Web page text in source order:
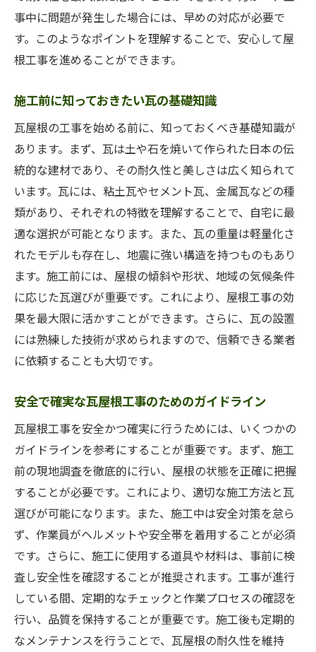
事中に問題が発生した場合には、早めの対応が必要で
す。このようなポイントを理解することで、安心して屋
根工事を進めることができます。
施工前に知っておきたい瓦の基礎知識
瓦屋根の工事を始める前に、知っておくべき基礎知識が
あります。まず、瓦は土や石を焼いて作られた日本の伝
統的な建材であり、その耐久性と美しさは広く知られて
います。瓦には、粘土瓦やセメント瓦、金属瓦などの種
類があり、それぞれの特徴を理解することで、自宅に最
適な選択が可能となります。また、瓦の重量は軽量化さ
れたモデルも存在し、地震に強い構造を持つものもあり
ます。施工前には、屋根の傾斜や形状、地域の気候条件
に応じた瓦選びが重要です。これにより、屋根工事の効
果を最大限に活かすことができます。さらに、瓦の設置
には熟練した技術が求められますので、信頼できる業者
に依頼することも大切です。
安全で確実な瓦屋根工事のためのガイドライン
瓦屋根工事を安全かつ確実に行うためには、いくつかの
ガイドラインを参考にすることが重要です。まず、施工
前の現地調査を徹底的に行い、屋根の状態を正確に把握
することが必要です。これにより、適切な施工方法と瓦
選びが可能になります。また、施工中は安全対策を怠ら
ず、作業員がヘルメットや安全帯を着用することが必須
です。さらに、施工に使用する道具や材料は、事前に検
査し安全性を確認することが推奨されます。工事が進行
している間、定期的なチェックと作業プロセスの確認を
行い、品質を保持することが重要です。施工後も定期的
なメンテナンスを行うことで、瓦屋根の耐久性を維持